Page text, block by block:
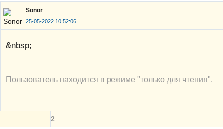
Sonor
25-05-2022 10:52:06
&nbsp;
Пользователь находится в режиме "только для чтения".
2